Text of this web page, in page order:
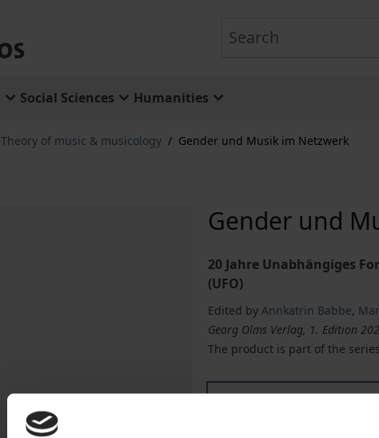
Social Sciences Humanities
Theory of music & musicology / Gender und Musik im Netzwerk
Gender und
20 Jahre Unabhängiges
(UFO)
Edited by Annkatrin Babbe,
Georg Olms Verlag, 1. Edition
The product is part of the series
Gender und Musik im